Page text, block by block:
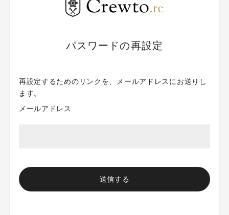
パスワードの再設定
再設定するためのリンクを、メールアドレスにお送りし
ます。
メールアドレス